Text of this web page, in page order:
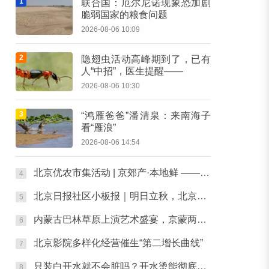
联合国：厄尔尼诺现象恐加剧
脆弱国家的粮食问题
2026-08-06 10:09
2
隐翅虫活动高峰期到了，已有
人“中招”，医生提醒——
2026-08-06 10:30
3
“鸿雁爸爸”潘清泉：来南海子
看“雁浪”
2026-08-06 14:54
4 北京优农市集活动 | 京郊产·本地鲜 ——本周六，去朝阳公园“鲜”起来！
5 北京日报社区小板报｜明日立秋，北京还要热多久？
6 内蒙古巴林草原上演艺术盛宴，京蒙两地艺术家携手为人民歌唱
7 北京影院多样化经营催生“第二增长曲线”
8 只装白开水就不会脏吗？开水烫能彻底杀菌吗？感控专家详解“吸管杯”藏菌真相｜都视频·热观察